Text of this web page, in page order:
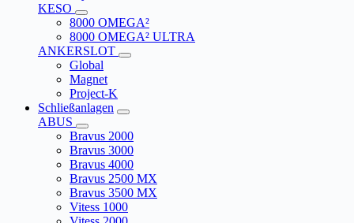
KESO
8000 OMEGA²
8000 OMEGA² ULTRA
ANKERSLOT
Global
Magnet
Project-K
Schließanlagen
ABUS
Bravus 2000
Bravus 3000
Bravus 4000
Bravus 2500 MX
Bravus 3500 MX
Vitess 1000